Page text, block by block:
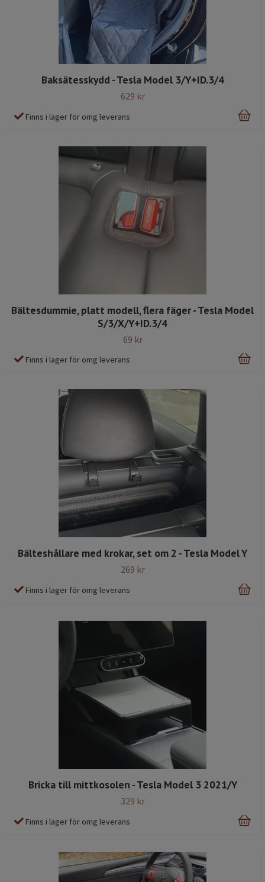
Baksätesskydd - Tesla Model 3/Y+ID.3/4
629 kr
Finns i lager för omg leverans
Bältesdummie, platt modell, flera fäger - Tesla Model
S/3/X/Y+ID.3/4
69 kr
Finns i lager för omg leverans
Bälteshållare med krokar, set om 2 - Tesla Model Y
269 kr
Finns i lager för omg leverans
Bricka till mittkosolen - Tesla Model 3 2021/Y
329 kr
Finns i lager för omg leverans